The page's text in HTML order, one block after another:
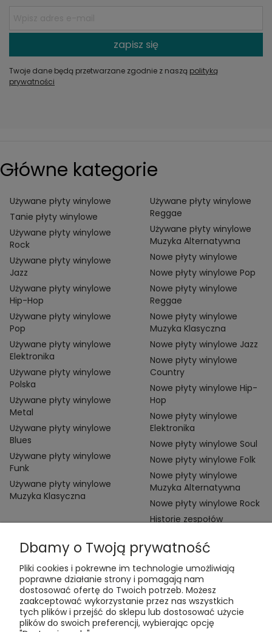
zapisz się
Twoje dane będą przetwarzane zgodnie z naszą polityką
prywatności
Główne kategorie
Używane płyty winylowe
Tanie płyty winylowe
Używane płyty winylowe
Rock
Używane płyty winylowe
Jazz
Używane płyty winylowe
Hip-Hop
Używane płyty winylowe
Pop
Używane płyty winylowe
Elektronika
Używane płyty winylowe
Polska
Używane płyty winylowe
Metal
Używane płyty winylowe
Blues
Używane płyty winylowe
Funk
Używane płyty winylowe
Muzyka Klasyczna
Używane płyty winylowe
Reggae
Używane płyty winylowe
Muzyka Alternatywna
Nowe płyty winylowe
Nowe płyty winylowe Pop
Nowe płyty winylowe
Reggae
Nowe płyty winylowe
Muzyka Klasyczna
Nowe płyty winylowe Jazz
Nowe płyty winylowe
Country
Nowe płyty winylowe Hip-
Hop
Nowe płyty winylowe
Elektronika
Nowe płyty winylowe Soul
Nowe płyty winylowe Folk
Nowe płyty winylowe
Muzyka Alternatywna
Nowe płyty winylowe Rock
Historie zespołów
Kontakt:
t:+48 609 155 327
Dbamy o Twoją prywatność
Pliki cookies i pokrewne im technologie umożliwiają
poprawne działanie strony i pomagają nam
dostosować ofertę do Twoich potrzeb. Możesz
zaakceptować wykorzystanie przez nas wszystkich
tych plików i przejść do sklepu lub dostosować użycie
plików do swoich preferencji, wybierając opcję